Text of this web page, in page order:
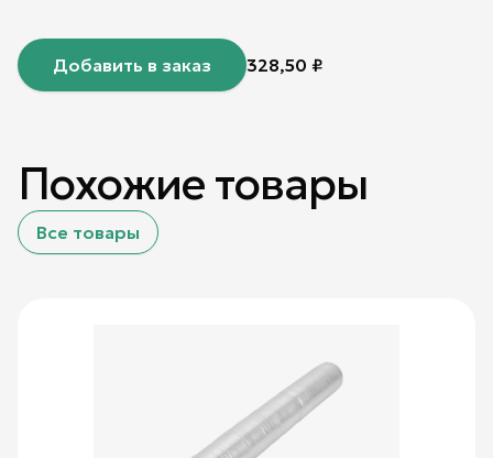
Добавить в заказ 328,50 ₽
Похожие товары
Все товары